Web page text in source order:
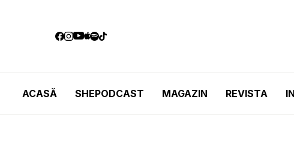
ACASĂ SHEPODCAST MAGAZIN REVISTA